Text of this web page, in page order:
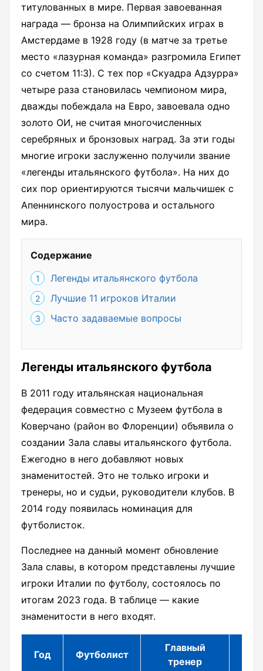
титулованных в мире. Первая завоеванная
награда — бронза на Олимпийских играх в
Амстердаме в 1928 году (в матче за третье
место «лазурная команда» разгромила Египет
со счетом 11:3). С тех пор «Скуадра Адзурра»
четыре раза становилась чемпионом мира,
дважды побеждала на Евро, завоевала одно
золото ОИ, не считая многочисленных
серебряных и бронзовых наград. За эти годы
многие игроки заслуженно получили звание
«легенды итальянского футбола». На них до
сих пор ориентируются тысячи мальчишек с
Апеннинского полуострова и остального
мира.
Содержание
Легенды итальянского футбола
Лучшие 11 игроков Италии
Часто задаваемые вопросы
Легенды итальянского футбола
В 2011 году итальянская национальная
федерация совместно с Музеем футбола в
Коверчано (район во Флоренции) объявила о
создании Зала славы итальянского футбола.
Ежегодно в него добавляют новых
знаменитостей. Это не только игроки и
тренеры, но и судьи, руководители клубов. В
2014 году появилась номинация для
футболисток.
Последнее на данный момент обновление
Зала славы, в котором представлены лучшие
игроки Италии по футболу, состоялось по
итогам 2023 года. В таблице — какие
знаменитости в него входят.
Год Футболист
Главный
тренер